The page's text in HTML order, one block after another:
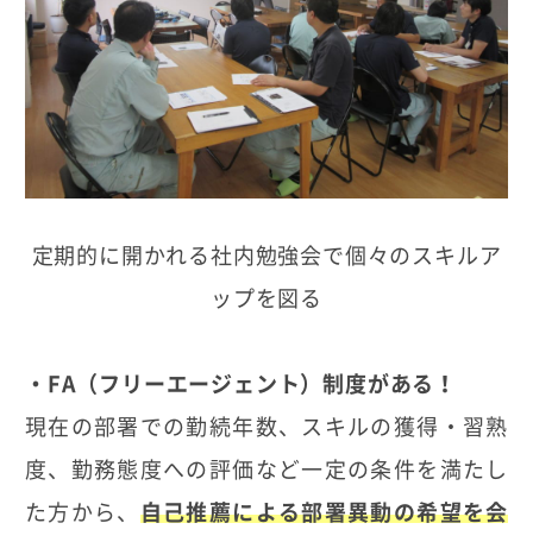
定期的に開かれる社内勉強会で個々のスキルア
ップを図る
・FA（フリーエージェント）制度がある！
現在の部署での勤続年数、スキルの獲得・習熟
度、勤務態度への評価など一定の条件を満たし
た方から、 自己推薦による部署異動の希望を会